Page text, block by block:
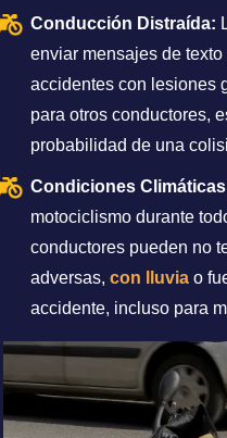
Conducción Distraída:
enviar mensajes de
accidentes con lesiones
para otros conductores,
probabilidad de una
Condiciones
motociclismo durante
conductores pueden no
adversas, con lluvia o
accidente, incluso para